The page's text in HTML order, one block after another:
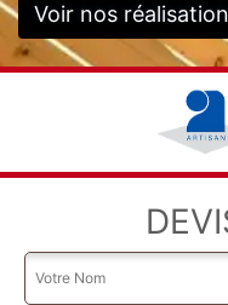
Voir nos